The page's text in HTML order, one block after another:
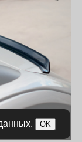
OK